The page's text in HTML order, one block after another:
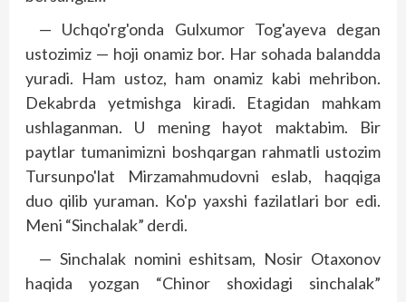
— Uchqo'rg'onda Gulxumor Tog'ayeva degan
ustozimiz — hoji onamiz bor. Har sohada balandda
yuradi. Ham ustoz, ham onamiz kabi mehribon.
Dekabrda yetmishga kiradi. Etagidan mahkam
ushlaganman. U mening hayot maktabim. Bir
paytlar tumanimizni boshqargan rahmatli ustozim
Tursunpo'lat Mirzamahmudovni eslab, haqqiga
duo qilib yuraman. Ko'p yaxshi fazilatlari bor edi.
Meni “Sinchalak” derdi.
— Sinchalak nomini eshitsam, Nosir Otaxonov
haqida yozgan “Chinor shoxidagi sinchalak”